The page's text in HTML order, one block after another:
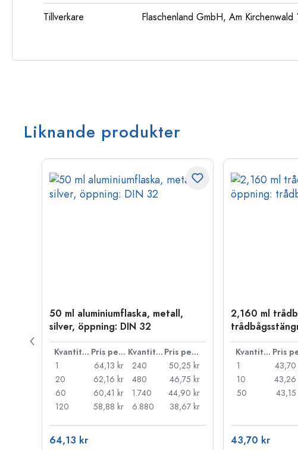
Tillverkare
Flaschenland GmbH, Am
Liknande produkter
50 ml aluminiumflaska, metall,
silver, öppning: DIN 32
Kvantitet Pris per styck Kvantitet
Pris per styck
1
64,13 kr
20
62,16 kr
60
60,41 kr
120
58,88 kr
240
50,25 kr
480
46,75 kr
1.740
44,90 kr
6.880
38,67 kr
64,13 kr
2,160 ml
Kvantitet
1
43,70
10
43,26
50
43,15
43,70 kr